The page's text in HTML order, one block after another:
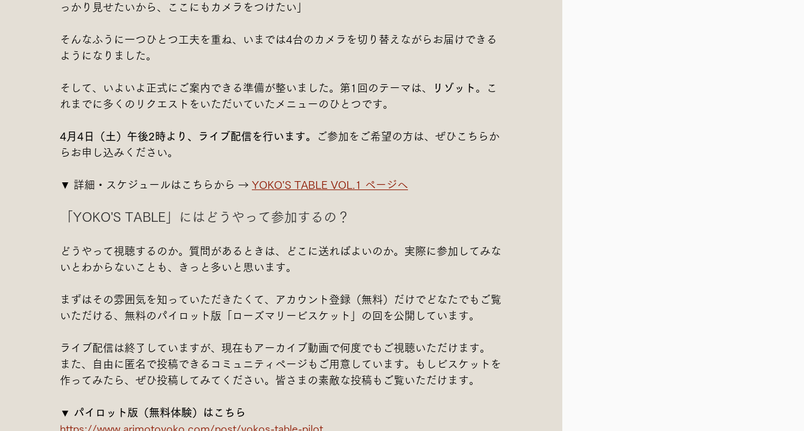
っかり見せたいから、ここにもカメラをつけたい」
そんなふうに一つひとつ工夫を重ね、いまでは4台のカメラを切り替えながらお届けできる
ようになりました。
そして、いよいよ正式にご案内できる準備が整いました。第1回のテーマは、 リゾット 。こ
れまでに多くのリクエストをいただいていたメニューのひとつです。
4月4日（土）午後2時より、ライブ配信を行います。
ご参加をご希望の方は、ぜひこちらか
らお申し込みください。
▼ 詳細・スケジュールはこちらから → YOKO'S TABLE VOL.1 ページへ
「YOKO'S TABLE」にはどうやって参加するの？
どうやって視聴するのか。質問があるときは、どこに送ればよいのか。実際に参加してみな
いとわからないことも、きっと多いと思います。
まずはその雰囲気を知っていただきたくて、アカウント登録（無料）だけでどなたでもご覧
いただける、無料のパイロット版「ローズマリービスケット」の回を公開しています。
ライブ配信は終了していますが、現在もアーカイブ動画で何度でもご視聴いただけます。
また、自由に匿名で投稿できるコミュニティページもご用意しています。もしビスケットを
作ってみたら、ぜひ投稿してみてください。皆さまの素敵な投稿もご覧いただけます。
▼ パイロット版（無料体験）はこちら
https://www.arimotoyoko.com/post/yokos-table-pilot